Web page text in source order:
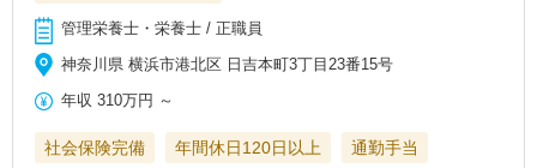
管理栄養士・栄養士 / 正職員
神奈川県 横浜市港北区 日吉本町3丁目23番15号
年収 310万円 ～
社会保険完備 年間休日120日以上
通勤手当